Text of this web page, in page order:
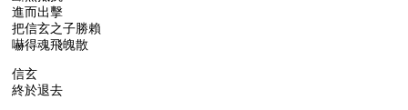
進而出擊
把信玄之子勝賴
嚇得魂飛魄散
信玄
終於退去